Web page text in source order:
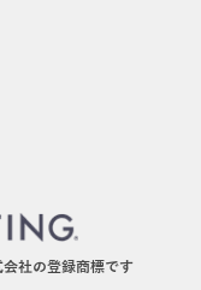
社の登録商標です